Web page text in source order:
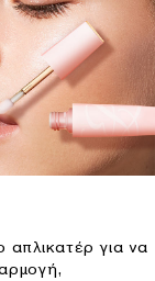
απλικατέρ για να